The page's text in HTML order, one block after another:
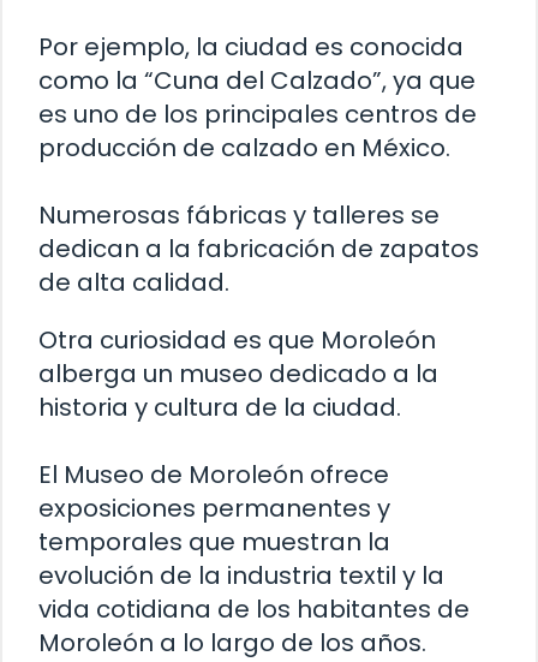
Por ejemplo, la ciudad es conocida
como la “Cuna del Calzado”, ya que
es uno de los principales centros de
producción de calzado en México.
Numerosas fábricas y talleres se
dedican a la fabricación de zapatos
de alta calidad.
Otra curiosidad es que Moroleón
alberga un museo dedicado a la
historia y cultura de la ciudad.
El Museo de Moroleón ofrece
exposiciones permanentes y
temporales que muestran la
evolución de la industria textil y la
vida cotidiana de los habitantes de
Moroleón a lo largo de los años.